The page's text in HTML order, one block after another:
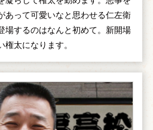
あって可愛いなと思わせる仁左衛
場するのはなんと初めて。新開場
太になります。